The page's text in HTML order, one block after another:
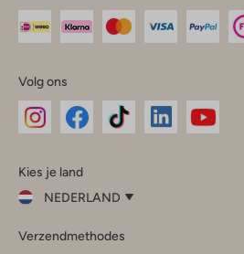
Volg ons
InstagramFacebook
Kies je land
NEDERLAND
je
Verzendmethodes